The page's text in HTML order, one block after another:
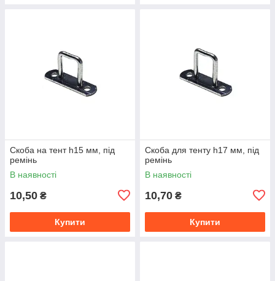
Скоба на тент h15 мм, під
ремінь
В наявності
10,50 ₴
Купити
Скоба для тенту h17 мм, під
ремінь
В наявності
10,70 ₴
Купити